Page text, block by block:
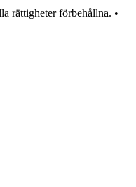
rättigheter förbehållna. •